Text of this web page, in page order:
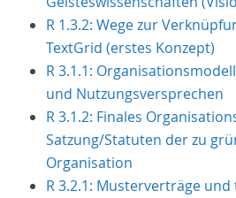
R 1.3.2: Wege zur
TextGrid (erstes Konzept)
R 3.1.1:
und Nutzungsversprechen
R 3.1.2: Finales
Satzung/Statuten der zu
Organisation
R 3.2.1: Musterverträge